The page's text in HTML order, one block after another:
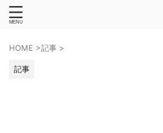
HOME >記事 >
記事